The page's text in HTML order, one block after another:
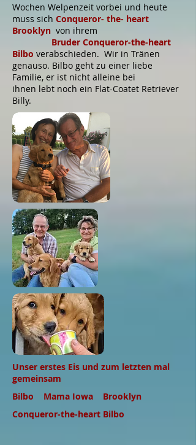
Wochen Welpenzeit vorbei und heute
muss sich Conqueror- the- heart
Brooklyn von ihrem
Bruder Conqueror-the-heart
Bilbo verabschieden. Wir in Tränen
genauso. Bilbo geht zu einer liebe
Familie, er ist nicht alleine bei
ihnen lebt noch ein Flat-Coatet Retriever
Billy.
Unser erstes Eis und zum letzten mal
gemeinsam
Bilbo Mama Iowa Brooklyn
Conqueror-the-heart Bilbo